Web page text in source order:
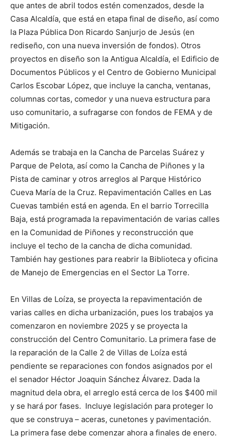
que antes de abril todos estén comenzados, desde la
Casa Alcaldía, que está en etapa final de diseño, así como
la Plaza Pública Don Ricardo Sanjurjo de Jesús (en
rediseño, con una nueva inversión de fondos). Otros
proyectos en diseño son la Antigua Alcaldía, el Edificio de
Documentos Públicos y el Centro de Gobierno Municipal
Carlos Escobar López, que incluye la cancha, ventanas,
columnas cortas, comedor y una nueva estructura para
uso comunitario, a sufragarse con fondos de FEMA y de
Mitigación.
Además se trabaja en la Cancha de Parcelas Suárez y
Parque de Pelota, así como la Cancha de Piñones y la
Pista de caminar y otros arreglos al Parque Histórico
Cueva María de la Cruz. Repavimentación Calles en Las
Cuevas también está en agenda. En el barrio Torrecilla
Baja, está programada la repavimentación de varias calles
en la Comunidad de Piñones y reconstrucción que
incluye el techo de la cancha de dicha comunidad.
También hay gestiones para reabrir la Biblioteca y oficina
de Manejo de Emergencias en el Sector La Torre.
En Villas de Loíza, se proyecta la repavimentación de
varias calles en dicha urbanización, pues los trabajos ya
comenzaron en noviembre 2025 y se proyecta la
construcción del Centro Comunitario. La primera fase de
la reparación de la Calle 2 de Villas de Loíza está
pendiente se reparaciones con fondos asignados por el
el senador Héctor Joaquin Sánchez Álvarez. Dada la
magnitud dela obra, el arreglo está cerca de los $400 mil
y se hará por fases. Incluye legislación para proteger lo
que se construya – aceras, cunetones y pavimentación.
La primera fase debe comenzar ahora a finales de enero.